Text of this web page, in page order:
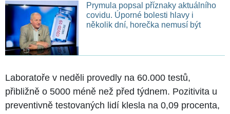
Prymula popsal příznaky aktuálního
covidu. Úporné bolesti hlavy i
několik dní, horečka nemusí být
Laboratoře v neděli provedly na 60.000 testů,
přibližně o 5000 méně než před týdnem. Pozitivita u
preventivně testovaných lidí klesla na 0,09 procenta,